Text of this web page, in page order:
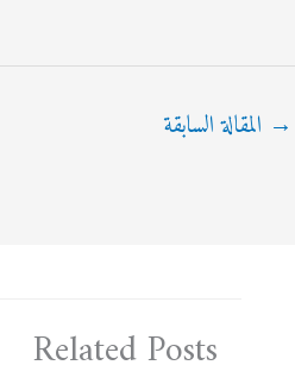
السابقة
Related Posts